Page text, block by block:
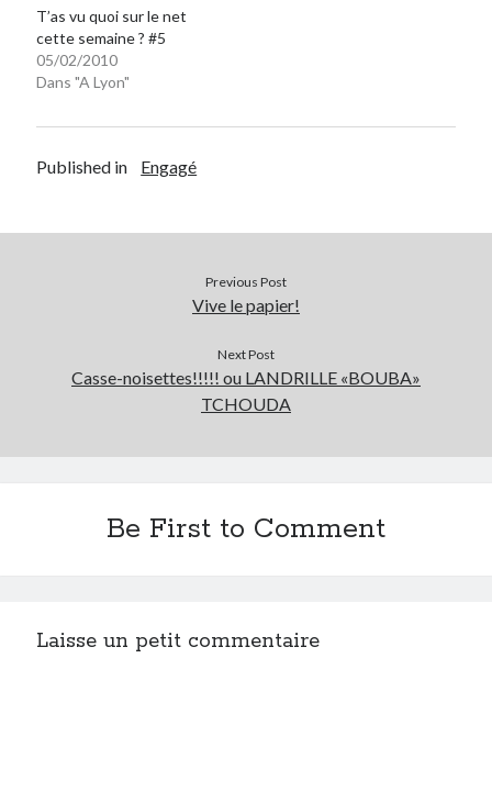
T’as vu quoi sur le net
cette semaine ? #5
05/02/2010
Dans "A Lyon"
Published in Engagé
Previous Post
Vive le papier!
Next Post
Casse-noisettes!!!!! ou LANDRILLE «BOUBA»
TCHOUDA
Be First to Comment
Laisse un petit commentaire